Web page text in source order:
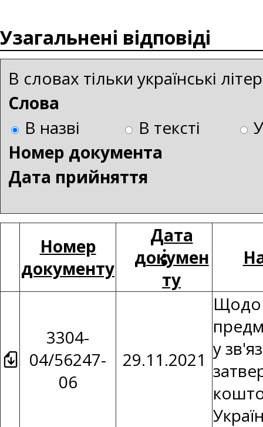
Узагальнені відповіді
В словах тільки українські
Слова
В назві
В тексті
Номер документа
Дата прийняття
Номер
документу
Дата
докумен
ту
3304-
04/56247-
06
29.11.2021
Щодо
у